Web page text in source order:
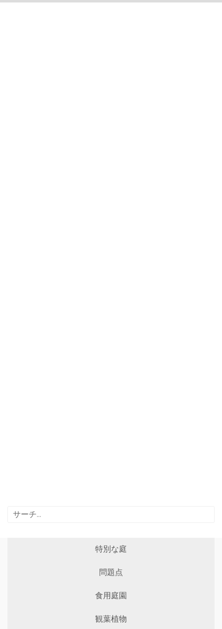
特別な庭
問題点
食用庭園
観葉植物